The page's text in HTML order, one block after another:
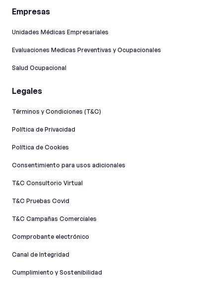
Empresas
Unidades Médicas Empresariales
Evaluaciones Medicas Preventivas y Ocupacionales
Salud Ocupacional
Legales
Términos y Condiciones (T&C)
Política de Privacidad
Política de Cookies
Consentimiento para usos adicionales
T&C Consultorio Virtual
T&C Pruebas Covid
T&C Campañas Comerciales
Comprobante electrónico
Canal de Integridad​
Cumplimiento y Sostenibilidad